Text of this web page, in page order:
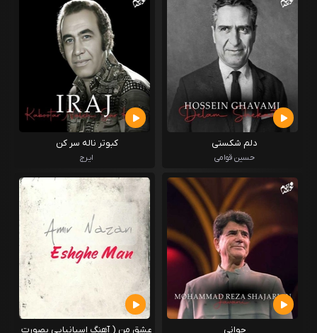
دلم شکستی
حسین قوامی
کبوتر ناله سر کن
ایرج
جوانی
عشق من ( آهنگ اسپانیایی بصورت